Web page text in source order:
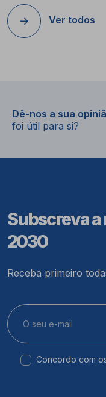
Ver todos
Dê-nos a sua
foi útil para si?
Subscreva
2030
Receba primeiro
Concordo com